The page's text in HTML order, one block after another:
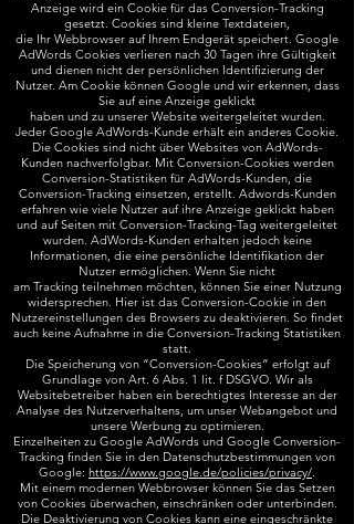
Anzeige wird ein Cookie für das Conversion-Tracking
gesetzt. Cookies sind kleine Textdateien,
die Ihr Webbrowser auf Ihrem Endgerät speichert. Google
AdWords Cookies verlieren nach 30 Tagen ihre Gültigkeit
und dienen nicht der persönlichen Identifizierung der
Nutzer. Am Cookie können Google und wir erkennen, dass
Sie auf eine Anzeige geklickt
haben und zu unserer Website weitergeleitet wurden.
Jeder Google AdWords-Kunde erhält ein anderes Cookie.
Die Cookies sind nicht über Websites von AdWords-
Kunden nachverfolgbar. Mit Conversion-Cookies werden
Conversion-Statistiken für AdWords-Kunden, die
Conversion-Tracking einsetzen, erstellt. Adwords-Kunden
erfahren wie viele Nutzer auf ihre Anzeige geklickt haben
und auf Seiten mit Conversion-Tracking-Tag weitergeleitet
wurden. AdWords-Kunden erhalten jedoch keine
Informationen, die eine persönliche Identifikation der
Nutzer ermöglichen. Wenn Sie nicht
am Tracking teilnehmen möchten, können Sie einer Nutzung
widersprechen. Hier ist das Conversion-Cookie in den
Nutzereinstellungen des Browsers zu deaktivieren. So findet
auch keine Aufnahme in die Conversion-Tracking Statistiken
statt.
Die Speicherung von “Conversion-Cookies” erfolgt auf
Grundlage von Art. 6 Abs. 1 lit. f DSGVO. Wir als
Websitebetreiber haben ein berechtigtes Interesse an der
Analyse des Nutzerverhaltens, um unser Webangebot und
unsere Werbung zu optimieren.
Einzelheiten zu Google AdWords und Google Conversion-
Tracking finden Sie in den Datenschutzbestimmungen von
Google: https://www.google.de/policies/privacy/.
Mit einem modernen Webbrowser können Sie das Setzen
von Cookies überwachen, einschränken oder unterbinden.
Die Deaktivierung von Cookies kann eine eingeschränkte